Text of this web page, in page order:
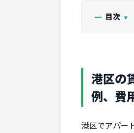
目次
港区の
例、費
港区でアパー